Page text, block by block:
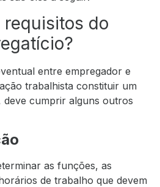
requisitos do
entre empregador e
trabalhista constituir um
deve cumprir alguns outros
as funções, as
de trabalho que devem